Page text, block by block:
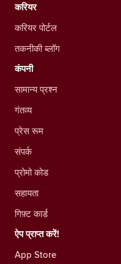
करियर
करियर पोर्टल
तकनीकी ब्लॉग
कंपनी
सामान्य प्रश्न
गंतव्य
प्रेस रूम
संपर्क
प्रोमो कोड
सहायता
गिफ़्ट कार्ड
ऐप प्राप्त करें!
App Store